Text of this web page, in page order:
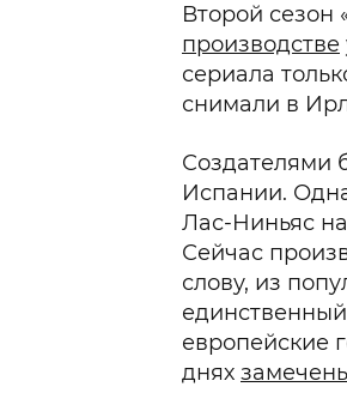
Второй сезон
производстве
сериала
снимали в
Создателями
Испании.
Лас-Ниньяс
Сейчас
слову, из
европейские
днях